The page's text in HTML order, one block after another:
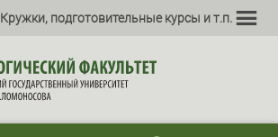
Кружки, подготовительные курсы и т.п.